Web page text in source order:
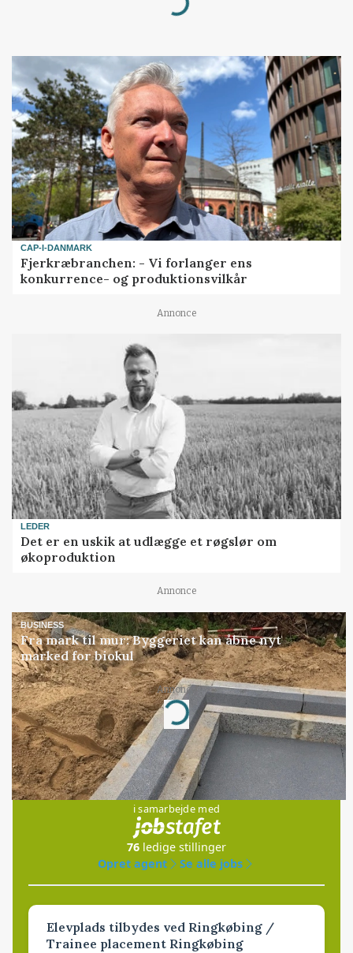
Loading...
CAP-I-DANMARK
Fjerkræbranchen: - Vi forlanger ens
konkurrence- og produktionsvilkår
Annonce
LEDER
Det er en uskik at udlægge et røgslør om
økoproduktion
Annonce
BUSINESS
Fra mark til mur: Byggeriet kan åbne nyt
marked for biokul
Annonce
Loading...
Jobs
i samarbejde med
76 ledige stillinger
Opret agent
Se alle jobs
Elevplads tilbydes ved Ringkøbing /
Trainee placement Ringkøbing